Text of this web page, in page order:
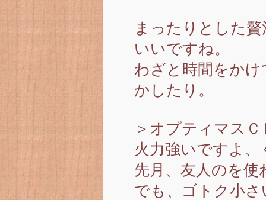
まったりとした
いいですね。
わざと時間をか
かしたり。
＞オプティマスＣ
火力強いですよ、
先月、友人のを
でも、ゴトク小